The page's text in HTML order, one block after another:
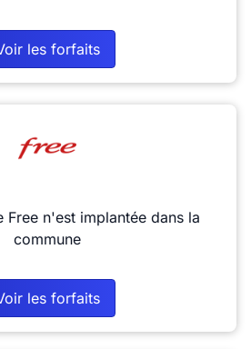
les forfaits
Free n'est implantée dans la
commune
les forfaits